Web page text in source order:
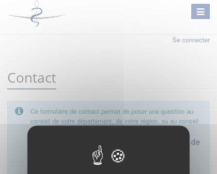
Se connecter
Contact
Ce formulaire de contact permet de poser une question au
conseil de votre département, de votre région, ou au conseil
national.
Le conseil départemental est l'interlocuteur de
proximité à privilégier.